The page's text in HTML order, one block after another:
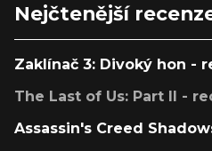
Nejčtenější
Zaklínač 3: Divoký hon -
The Last of Us: Part II -
Assassin's Creed